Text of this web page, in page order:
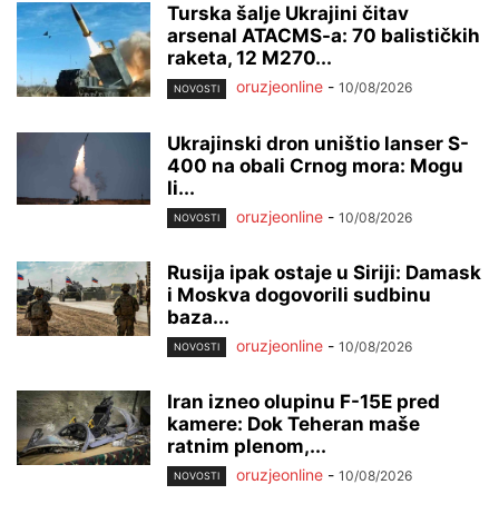
Turska šalje Ukrajini čitav
arsenal ATACMS-a: 70 balističkih
raketa, 12 M270...
NOVOSTI oruzjeonline - 10/08/2026
Ukrajinski dron uništio lanser S-
400 na obali Crnog mora: Mogu
li...
NOVOSTI oruzjeonline - 10/08/2026
Rusija ipak ostaje u Siriji: Damask
i Moskva dogovorili sudbinu
baza...
NOVOSTI oruzjeonline - 10/08/2026
Iran izneo olupinu F-15E pred
kamere: Dok Teheran maše
ratnim plenom,...
NOVOSTI oruzjeonline - 10/08/2026